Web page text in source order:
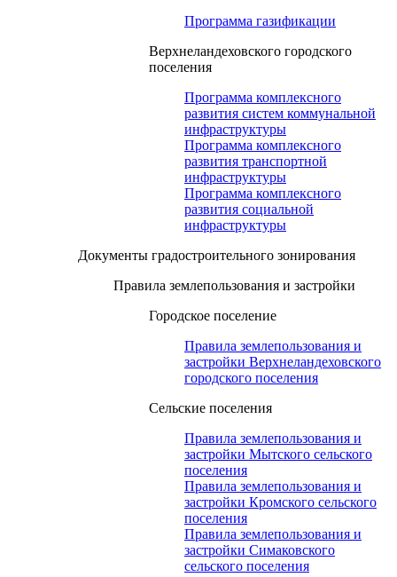
Программа газификации
Верхнеландеховского городского
поселения
Программа комплексного
развития систем коммунальной
инфраструктуры
Программа комплексного
развития транспортной
инфраструктуры
Программа комплексного
развития социальной
инфраструктуры
Документы градостроительного зонирования
Правила землепользования и застройки
Городское поселение
Правила землепользования и
застройки Верхнеландеховского
городского поселения
Сельские поселения
Правила землепользования и
застройки Мытского сельского
поселения
Правила землепользования и
застройки Кромского сельского
поселения
Правила землепользования и
застройки Симаковского
сельского поселения